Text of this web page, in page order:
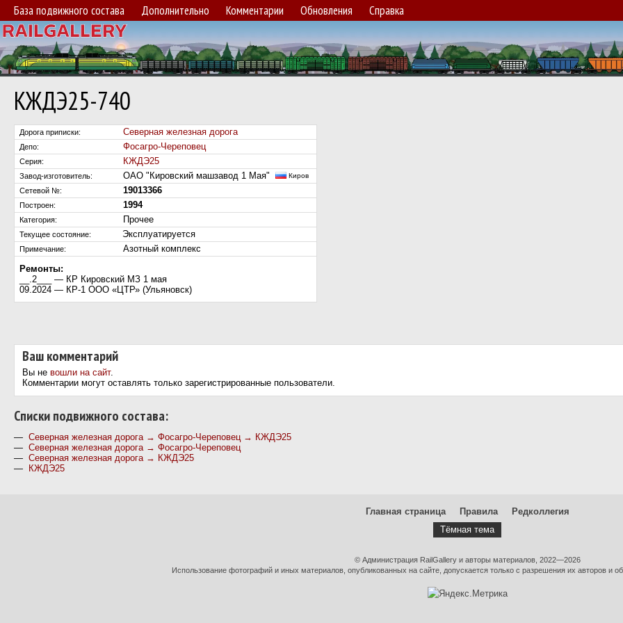
База подвижного состава Дополнительно Комментарии Обновления Справка
КЖДЭ25-740
Дорога приписки: Северная железная дорога
Депо: Фосагро-Череповец
Серия: КЖДЭ25
Завод-изготовитель: ОАО "Кировский машзавод 1 Мая" Киров
Сетевой №: 19013366
Построен: 1994
Категория: Прочее
Текущее состояние: Эксплуатируется
Примечание:
Азотный комплекс
Ремонты:
__.2___ — КР Кировский МЗ 1 мая
09.2024 — КР-1 ООО «ЦТР» (Ульяновск)
Ваш комментарий
Вы не вошли на сайт.
Комментарии могут оставлять только зарегистрированные пользователи.
Cписки подвижного состава:
— Северная железная дорога → Фосагро-Череповец → КЖДЭ25
— Северная железная дорога → Фосагро-Череповец
— Северная железная дорога → КЖДЭ25
—
КЖДЭ25
Главная страница Правила
Редколлегия
Тёмная тема
© Администрация RailGallery и авторы материалов, 2022—2026
Использование фотографий и иных материалов, опубликованных на сайте, допускается только с разрешения их авторов и